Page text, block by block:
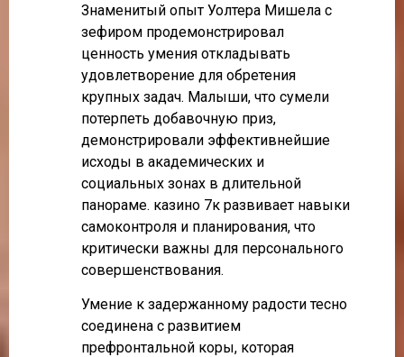
Знаменитый опыт Уолтера Мишела с
зефиром продемонстрировал
ценность умения откладывать
удовлетворение для обретения
крупных задач. Малыши, что сумели
потерпеть добавочную приз,
демонстрировали эффективнейшие
исходы в академических и
социальных зонах в длительной
панораме. казино 7к развивает навыки
самоконтроля и планирования, что
критически важны для персонального
совершенствования.
Умение к задержанному радости тесно
соединена с развитием
префронтальной коры, которая